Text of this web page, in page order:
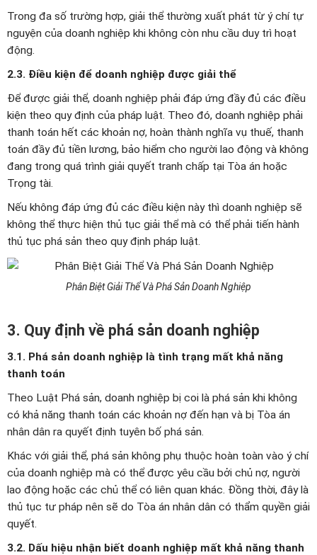
Trong đa số trường hợp, giải thể thường xuất phát từ ý chí tự
nguyện của doanh nghiệp khi không còn nhu cầu duy trì hoạt
động.
2.3. Điều kiện để doanh nghiệp được giải thể
Để được giải thể, doanh nghiệp phải đáp ứng đầy đủ các điều
kiện theo quy định của pháp luật. Theo đó, doanh nghiệp phải
thanh toán hết các khoản nợ, hoàn thành nghĩa vụ thuế, thanh
toán đầy đủ tiền lương, bảo hiểm cho người lao động và không
đang trong quá trình giải quyết tranh chấp tại Tòa án hoặc
Trọng tài.
Nếu không đáp ứng đủ các điều kiện này thì doanh nghiệp sẽ
không thể thực hiện thủ tục giải thể mà có thể phải tiến hành
thủ tục phá sản theo quy định pháp luật.
Phân Biệt Giải Thể Và Phá Sản Doanh Nghiệp
3. Quy định về phá sản doanh nghiệp
3.1. Phá sản doanh nghiệp là tình trạng mất khả năng
thanh toán
Theo Luật Phá sản, doanh nghiệp bị coi là phá sản khi không
có khả năng thanh toán các khoản nợ đến hạn và bị Tòa án
nhân dân ra quyết định tuyên bố phá sản.
Khác với giải thể, phá sản không phụ thuộc hoàn toàn vào ý chí
của doanh nghiệp mà có thể được yêu cầu bởi chủ nợ, người
lao động hoặc các chủ thể có liên quan khác. Đồng thời, đây là
thủ tục tư pháp nên sẽ do Tòa án nhân dân có thẩm quyền giải
quyết.
3.2. Dấu hiệu nhận biết doanh nghiệp mất khả năng thanh